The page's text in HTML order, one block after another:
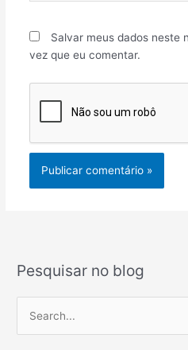
Salvar meus dados neste
vez que eu comentar.
Pesquisar no blog